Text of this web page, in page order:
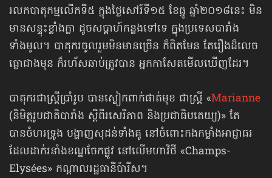
រលកបាតុកម្មលើកទី៥ ក្នុងថ្ងៃសៅរ៍ទី១៥ ខែធ្នូ ឆ្នាំ២០១៨នេះ មិន
មានសន្ទុះខ្លាំងក្លា ដូចសប្ដាហ៍កន្លងទៅទេ ក្នុងប្រទេសបារាំង
ទាំងមូល។ បាតុករចូលរួមមិនមានច្រើន ក៏ពិតមែន តែរឿងដ៏លេច
ធ្លោជាងមុន ក៏រហ័សឆាប់ត្រូវបាន អ្នកកាសែតមើលឃើញដែរ។
បាតុករជាស្ត្រីប្រាំរូប បានស្លៀកពាក់ផាត់មុខ ជាស្ត្រី «Marianne
(និមិត្តរូបជាតិបារាំង ស្ដីពីរសេរីភាព និងប្រជាធិបតេយ្យ)» តែ
បានចំហរទ្រូង បង្ហាញសុដន់ទាំងគូ នៅចំពោះកងកម្លាំងអាជ្ញាធរ
ដែលដាក់រនាំងខណ្ឌចែកផ្លូវ នៅលើមហាវិថី «Champs-
Elysées» កណ្ដាលរដ្ឋធានីប៉ារីស។